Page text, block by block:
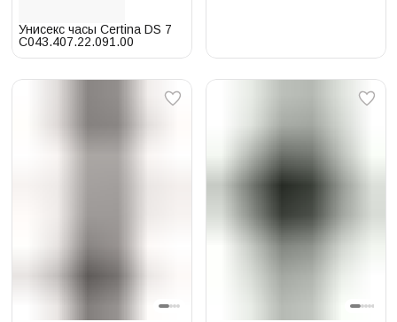
Унисекс часы Certina DS 7
C043.407.22.091.00